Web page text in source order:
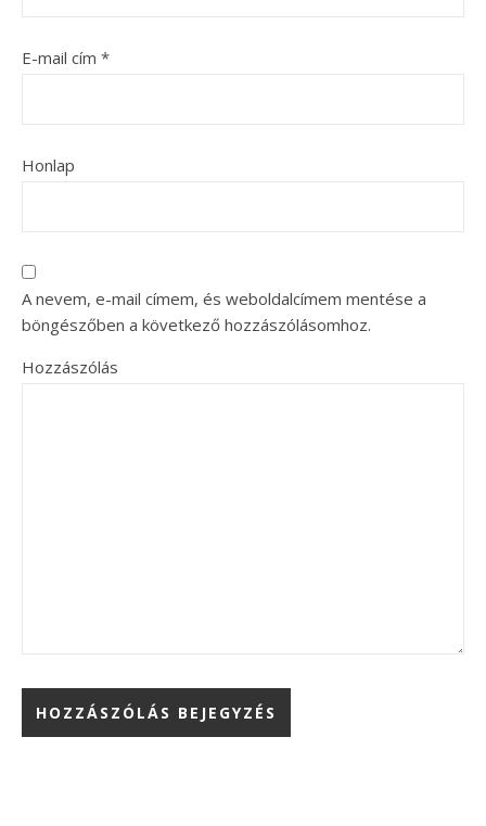
E-mail cím *
Honlap
A nevem, e-mail címem, és weboldalcímem mentése a
böngészőben a következő hozzászólásomhoz.
Hozzászólás